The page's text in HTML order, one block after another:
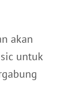
akan
untuk